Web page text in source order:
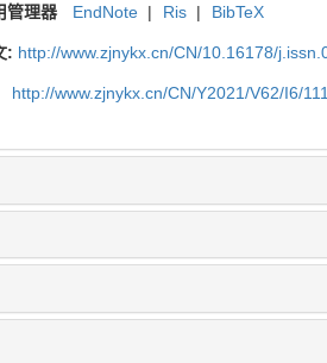
管理器 EndNote | Ris | BibTeX
: http://www.zjnykx.cn/CN/10.16178/
http://www.zjnykx.cn/CN/Y2021/V62/I6/